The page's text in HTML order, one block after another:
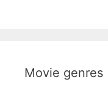
Movie genres